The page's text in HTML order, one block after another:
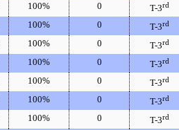
100% 0 T-3rd
100% 0 T-3rd
100% 0 T-3rd
100% 0 T-3rd
100% 0 T-3rd
100% 0 T-3rd
100% 0 T-3rd